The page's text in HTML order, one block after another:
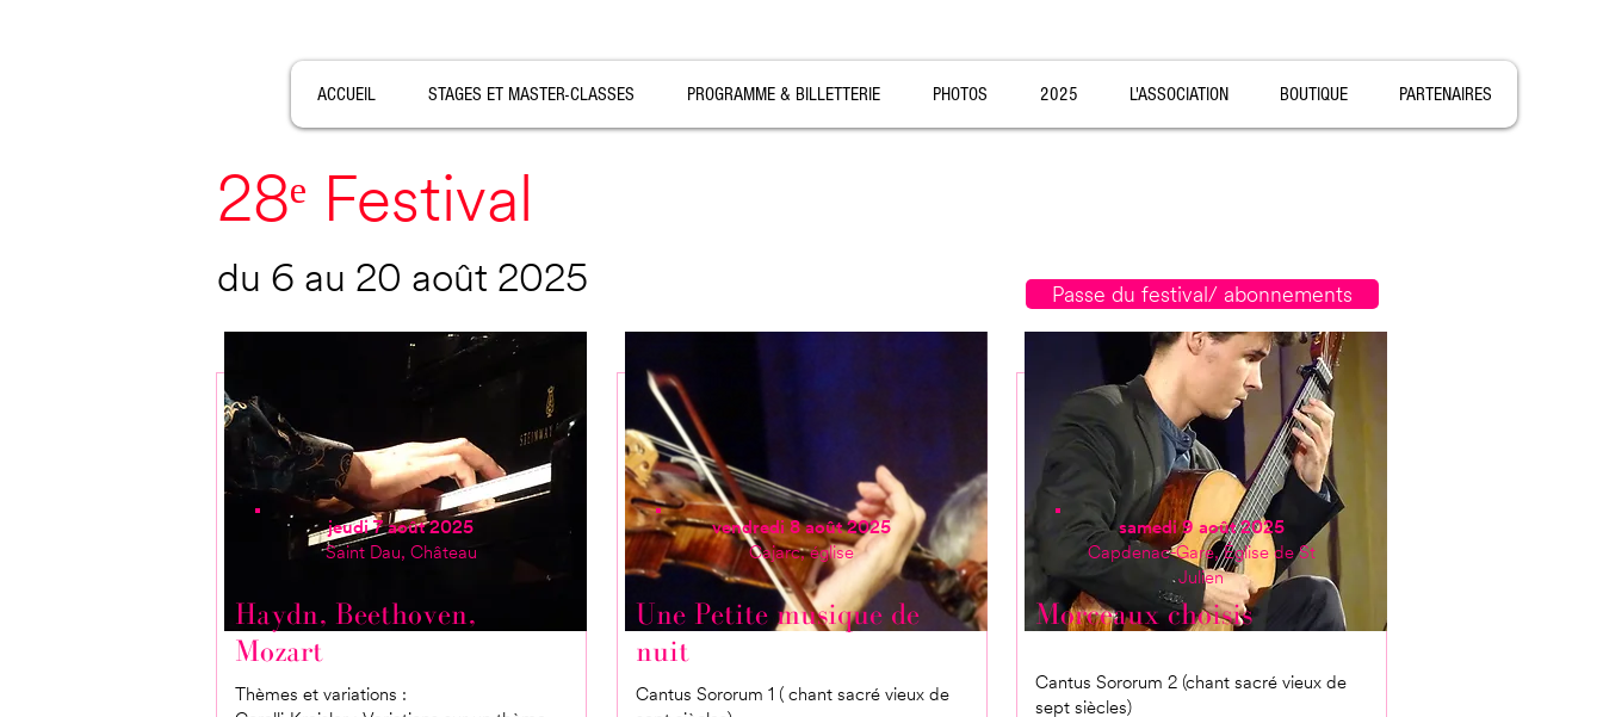
ACCUEIL STAGES ET MASTER-CLASSES PROGRAMME & BILLETTERIE PHOTOS 2025 L'ASSOCIATION BOUTIQUE PARTENAIRES
28ᵉ Festival
du 6 au 20 août 2025 Passe du festival/ abonnements
Haydn, Beethoven,
Mozart
Thèmes et variations :
jeudi 7 août 2025
Saint Dau, Château
Une Petite musique de
nuit
Cantus Sororum 1 ( chant sacré vieux de
vendredi 8 août 2025
Cajarc, église
Morceaux choisis
Cantus Sororum 2 (chant sacré vieux de
sept siècles)
samedi 9 août 2025
Capdenac-Gare, Église de St
Julien